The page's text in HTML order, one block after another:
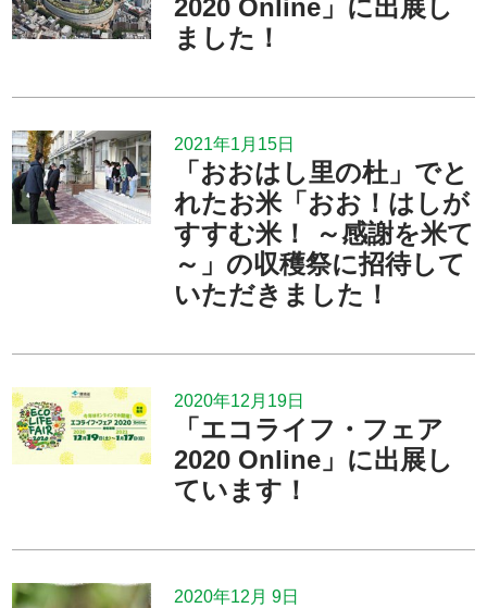
2020 Online」に出展し
ました！
2021年1月15日
「おおはし里の杜」でと
れたお米「おお！はしが
すすむ米！ ～感謝を米て
～」の収穫祭に招待して
いただきました！
2020年12月19日
「エコライフ・フェア
2020 Online」に出展し
ています！
2020年12月 9日